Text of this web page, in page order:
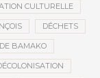
CULTURELLE
DÉCHETS
BAMAKO